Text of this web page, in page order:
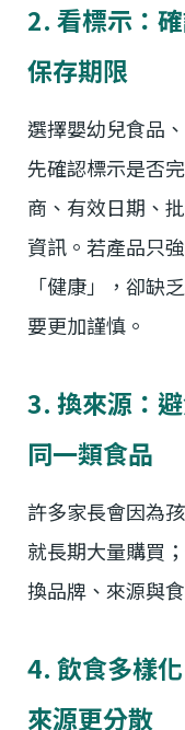
2. 看標示：
保存期限
選擇嬰幼兒食品
先確認標示是否
商、有效日期、
資訊。若產品只
「健康」，卻缺
要更加謹慎。
3. 換來源：
同一類食品
許多家長會因為
就長期大量購買
換品牌、來源與
4. 飲食多樣
來源更分散